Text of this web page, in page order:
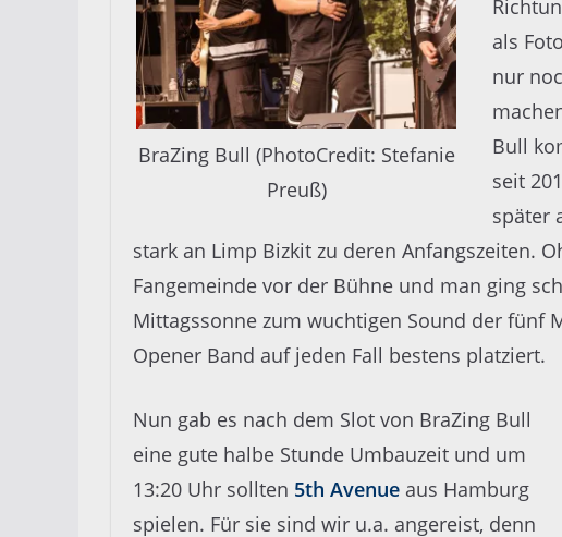
BraZing Bull (PhotoCredit: Stefanie
Preuß)
als
nur
Bull
seit
später
stark an Limp Bizkit zu deren Anfangszeiten.
Fangemeinde vor der Bühne und man ging
Mittagssonne zum wuchtigen Sound der fünf
Opener Band auf jeden Fall bestens platziert.
Nun gab es nach dem Slot von BraZing Bull
eine gute halbe Stunde Umbauzeit und um
13:20 Uhr sollten 5th Avenue aus Hamburg
spielen. Für sie sind wir u.a. angereist, denn